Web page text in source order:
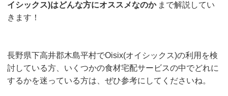
イシックス)はどんな方にオススメなのか まで解説してい
きます！
長野県下高井郡木島平村でOisix(オイシックス)の利用を検
討している方、いくつかの食材宅配サービスの中でどれに
するかを迷っている方は、ぜひ参考にしてくださいね。